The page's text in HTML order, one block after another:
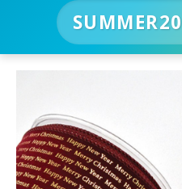
SUMMER20